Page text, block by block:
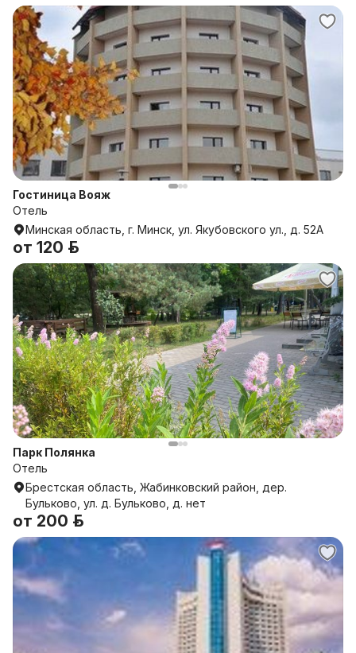
Гостиница Вояж
Отель
Минская область, г. Минск, ул. Якубовского ул., д. 52А
от 120 р.
Парк Полянка
Отель
Брестская область, Жабинковский район, дер.
Бульково, ул. д. Бульково, д. нет
от 200 р.